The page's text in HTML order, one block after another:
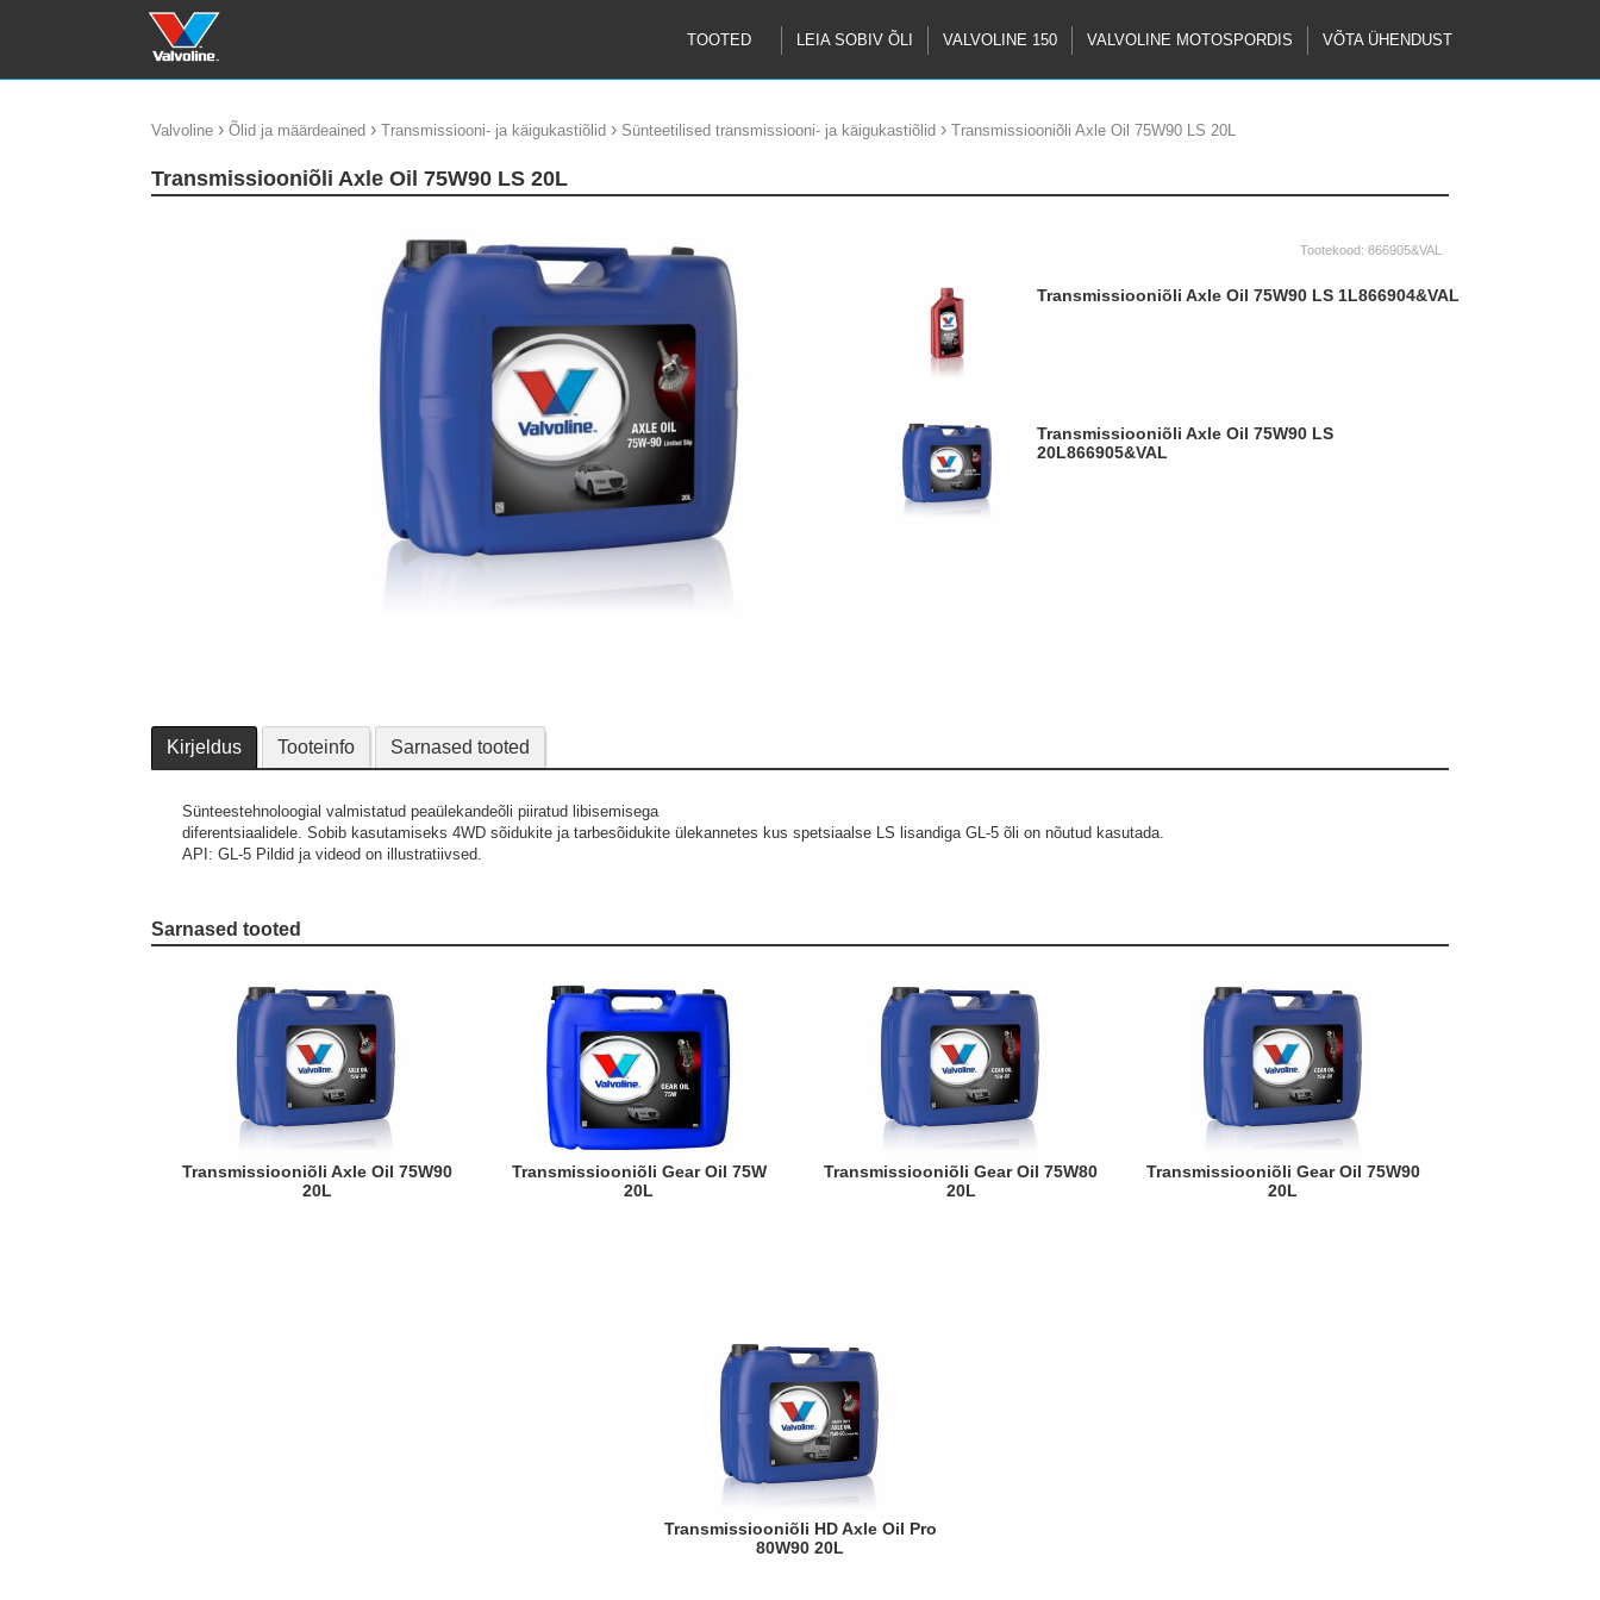
TOOTED LEIA SOBIV ÕLI VALVOLINE 150 VALVOLINE MOTOSPORDIS VÕTA ÜHENDUST
Valvoline › Õlid ja määrdeained › Transmissiooni- ja käigukastiõlid › Sünteetilised transmissiooni- ja käigukastiõlid › Transmissiooniõli Axle Oil 75W90 LS 20L
Transmissiooniõli Axle Oil 75W90 LS 20L
Tootekood: 866905&VAL
Transmissiooniõli Axle Oil 75W90 LS 1L866904&VAL
Transmissiooniõli Axle Oil 75W90 LS
20L866905&VAL
Kirjeldus Tooteinfo Sarnased tooted
Sünteestehnoloogial valmistatud peaülekandeõli piiratud libisemisega
diferentsiaalidele. Sobib kasutamiseks 4WD sõidukite ja tarbesõidukite ülekannetes kus spetsiaalse LS lisandiga GL-5 õli on nõutud kasutada.
API: GL-5 Pildid ja videod on illustratiivsed.
Sarnased tooted
Transmissiooniõli Axle Oil 75W90
20L
Transmissiooniõli Gear Oil 75W
20L
Transmissiooniõli Gear Oil 75W80
20L
Transmissiooniõli Gear Oil 75W90
20L
Transmissiooniõli HD Axle Oil Pro
80W90 20L